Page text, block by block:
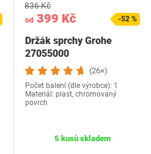
od 399 Kč
836 Kč
-52 %
Držák sprchy Grohe
27055000
(26×)
Počet balení (dle výrobce): 1
Materiál: plast, chromovaný
povrch
5 kusů skladem